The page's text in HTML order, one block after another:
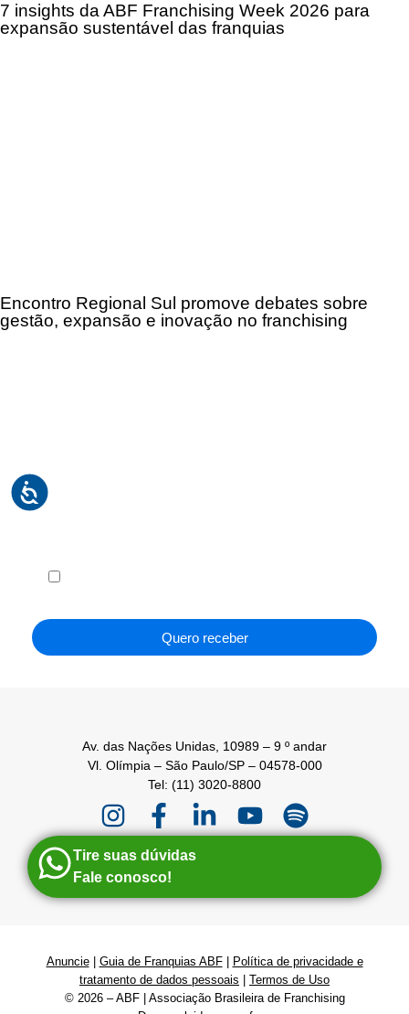
7 insights da ABF Franchising Week 2026 para
expansão sustentável das franquias
Encontro Regional Sul promove debates sobre
gestão, expansão e inovação no franchising
Quero receber
Av. das Nações Unidas, 10989 – 9 º andar
Vl. Olímpia – São Paulo/SP – 04578-000
Tel: (11) 3020-8800
Tire suas dúvidas
Fale conosco!
Anuncie| Guia de Franquias ABF|
Política de privacidade e
tratamento de dados pessoais
Termos de Uso
© 2026 – ABF | Associação Brasileira de Franchising